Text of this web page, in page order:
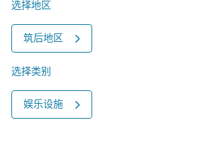
选择地区
筑后地区
选择类别
娱乐设施